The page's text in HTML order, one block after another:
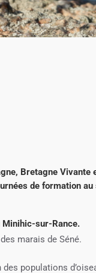
Bretagne Vivante
de formation
Minihic-sur-Rance.
marais de Séné.
populations